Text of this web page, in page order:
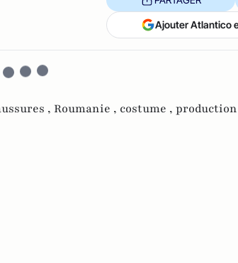
Ajouter Atlantico
, Roumanie , costume ,